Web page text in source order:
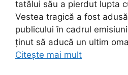
tatălui său a pierdut lupta
Vestea tragică a fost
publicului în cadrul
ținut să aducă un ultim
Citește mai mult